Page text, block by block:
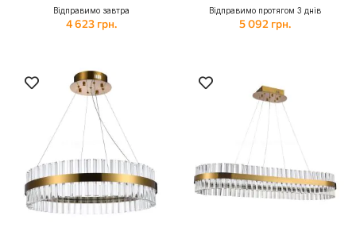
Відправимо завтра
4 623 грн.
Відправимо протягом 3 днів
5 092 грн.